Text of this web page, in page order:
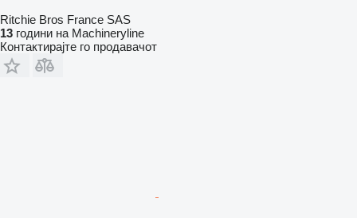
Ritchie Bros France SAS
13 години на Machineryline
Контактирајте го продавачот